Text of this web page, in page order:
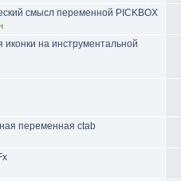
смысл переменной PICKBOX
на инструментальной
переменная ctab